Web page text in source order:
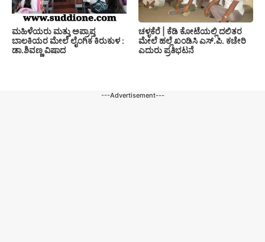
ಮಹಿಳೆಯರು ಮತ್ತು ಅಪ್ರಾಪ್ತ
ಬಾಲಕಿಯರ ಮೇಲೆ ಲೈಂಗಿಕ ಕಿರುಕುಳ :
ಡಾ.ಶಿವಣ್ಣ ವಿಷಾದ
ಚಳ್ಳಕೆರೆ | ಕೆಡಿ ಕೋಟೆಯಲ್ಲಿ ದಲಿತರ
ಮೇಲೆ ಹಲ್ಲೆ ಖಂಡಿಸಿ ಎಸ್.ಪಿ. ಕಚೇರಿ
ಎದುರು ಪ್ರತಿಭಟನೆ
---Advertisement---